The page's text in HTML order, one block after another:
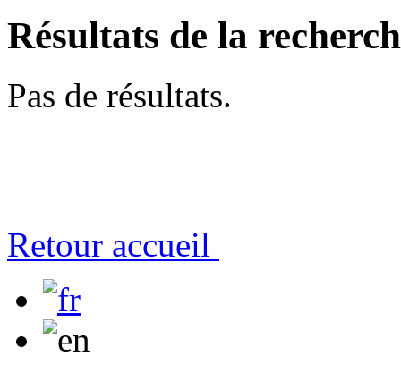
Résultats de la
Pas de résultats.
Retour accueil